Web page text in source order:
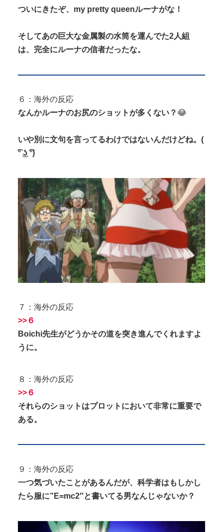
ついにきたぞ、my pretty queenルーナがな！
そしてあの巨大な金属製の水筒を運んでた2人組
は、完全にルーナの信者だったな。
６：海外の反応
なんかルーナのお尻のショットが多くない？😂
いや別に文句を言ってるわけではないんだけどね。(
͡° ͜ʖ ͡°)
７：海外の反応
>>６
Boichi先生がどうかその道を突き進んでくれますよ
うに。
８：海外の反応
>>６
それらのショットはプロットにおいて非常に重要で
ある。
９：海外の反応
一つ気づいたことがあるんだが、科学者はもしかし
たら服に”E=mc2″と書いてる男なんじゃないか？